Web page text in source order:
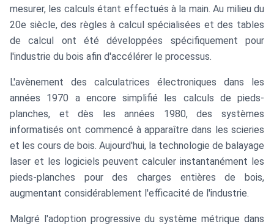
mesurer, les calculs étant effectués à la main. Au milieu du
20e siècle, des règles à calcul spécialisées et des tables
de calcul ont été développées spécifiquement pour
l'industrie du bois afin d'accélérer le processus.
L'avènement des calculatrices électroniques dans les
années 1970 a encore simplifié les calculs de pieds-
planches, et dès les années 1980, des systèmes
informatisés ont commencé à apparaître dans les scieries
et les cours de bois. Aujourd'hui, la technologie de balayage
laser et les logiciels peuvent calculer instantanément les
pieds-planches pour des charges entières de bois,
augmentant considérablement l'efficacité de l'industrie.
Malgré l'adoption progressive du système métrique dans